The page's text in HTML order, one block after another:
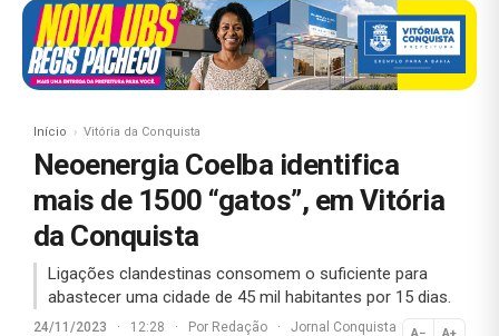
Início Vitória da Conquista
Neoenergia Coelba identifica
mais de 1500 “gatos”, em Vitória
da Conquista
Ligações clandestinas consomem o suficiente para
abastecer uma cidade de 45 mil habitantes por 15 dias.
24/11/2023 · 12:28 · Por Redação · Jornal Conquista